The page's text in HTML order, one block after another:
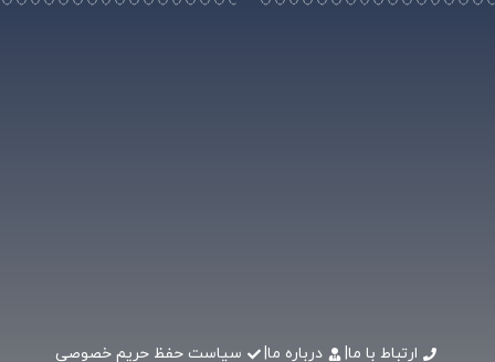
ارتباط با ما| درباره ما| سیاست حفظ حریم خصوصی